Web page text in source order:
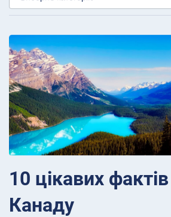
10 цікавих
Канаду